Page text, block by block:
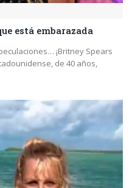
está embarazada
¡Britney Spears
de 40 años,